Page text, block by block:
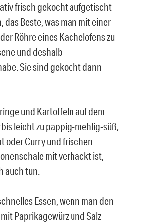
frisch gekocht aufgetischt
das Beste, was man mit einer
Röhre eines Kachelofens zu
und deshalb
Sie sind gekocht dann
und Kartoffeln auf dem
leicht zu pappig-mehlig-süß,
oder Curry und frischen
mit verhackt ist,
auch tun.
Essen, wenn man den
Paprikagewürz und Salz